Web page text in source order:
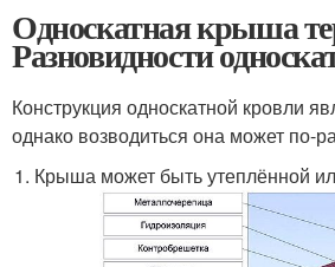
Односкатная крыша
Разновидности
Конструкция односкатной кровли
однако возводиться она может по-
Крыша может быть утеплённой